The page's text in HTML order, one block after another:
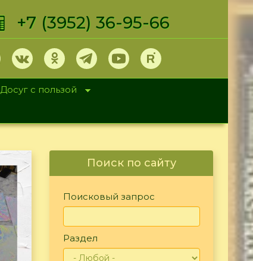
+7 (3952) 36-95-66
Досуг с пользой
Поиск по сайту
Поисковый запрос
Раздел